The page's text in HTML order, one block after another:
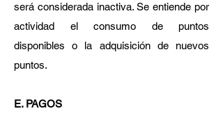
será considerada inactiva. Se entiende por
actividad el consumo de puntos
disponibles o la adquisición de nuevos
puntos.
E. PAGOS